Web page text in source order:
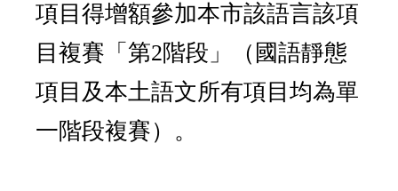
項目得增額參加本市該語言該項
目複賽「第2階段」（國語靜態
項目及本土語文所有項目均為單
一階段複賽）。